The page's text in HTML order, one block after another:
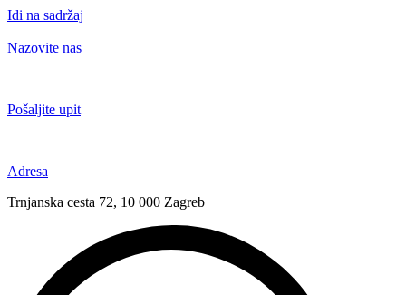
Idi na sadržaj
Nazovite nas
Pošaljite upit
Adresa
Trnjanska cesta 72, 10 000 Zagreb